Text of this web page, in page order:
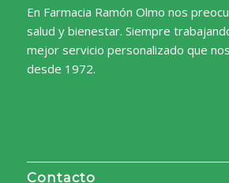
En Farmacia Ramón Olmo nos
salud y bienestar. Siempre
mejor servicio personalizado que
desde 1972.
Contacto